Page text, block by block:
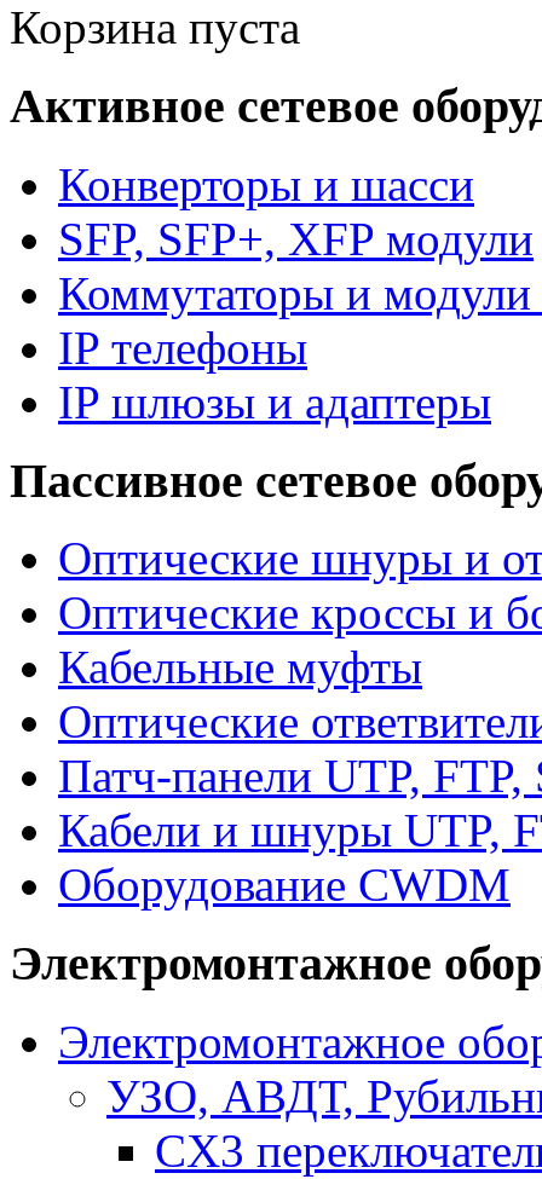
Корзина пуста
Активное сетевое
Конверторы и шасси
SFP, SFP+, XFP модули
Коммутаторы и модули
IP телефоны
IP шлюзы и адаптеры
Пассивное сетевое
Оптические шнуры и
Оптические кроссы и
Кабельные муфты
Оптические
Патч-панели UTP, FTP,
Кабели и шнуры UTP,
Оборудование CWDM
Электромонтажное
Электромонтажное
УЗО, АВДТ,
CX3